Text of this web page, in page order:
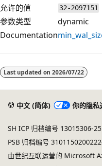
允许的值 32-2097151
参数类型
dynamic
Documentation
Last updated on 2026/07/22
中文 (简体) 你的隐私
SH ICP 归档编号 13015306-25
PSB 归档编号
由世纪互联运营的 Microsoft